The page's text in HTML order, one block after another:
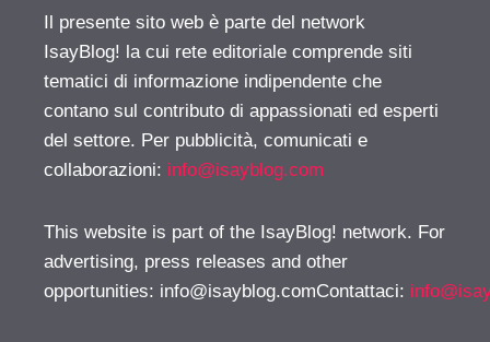
Il presente sito web è parte del network
IsayBlog! la cui rete editoriale comprende siti
tematici di informazione indipendente che
contano sul contributo di appassionati ed esperti
del settore. Per pubblicità, comunicati e
collaborazioni: info@isayblog.com
This website is part of the IsayBlog! network. For
advertising, press releases and other
opportunities: info@isayblog.comContattaci: